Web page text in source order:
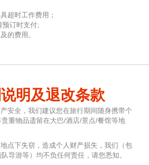
超时工作费用；
订时支付;
的费用。
明及退改条款
安全，我们建议您在旅行期间随身携带个
重物品遗留在大巴/酒店/景点/餐馆等地
点下失窃，造成个人财产损失，我们（包
导游等）均不负任何责任，请您悉知。